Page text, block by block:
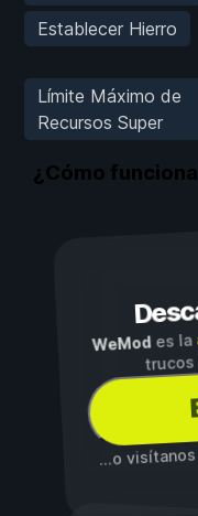
Establecer Hierro
Límite Máximo de
Recursos Super
¿Cómo
WeMod es la
...o